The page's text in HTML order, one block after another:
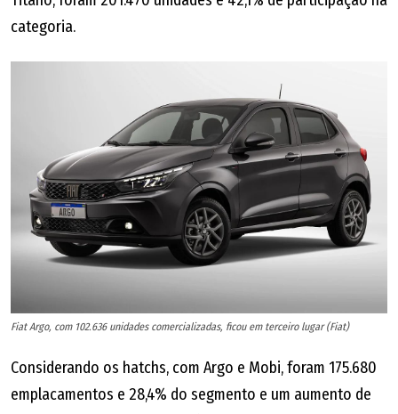
categoria.
Fiat Argo, com 102.636 unidades comercializadas, ficou em terceiro lugar (Fiat)
Considerando os hatchs, com Argo e Mobi, foram 175.680
emplacamentos e 28,4% do segmento e um aumento de